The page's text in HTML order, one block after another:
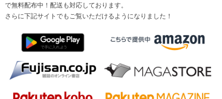
で無料配布中！配送も対応しております。
さらに下記サイトでもご覧いただけるようになりました！